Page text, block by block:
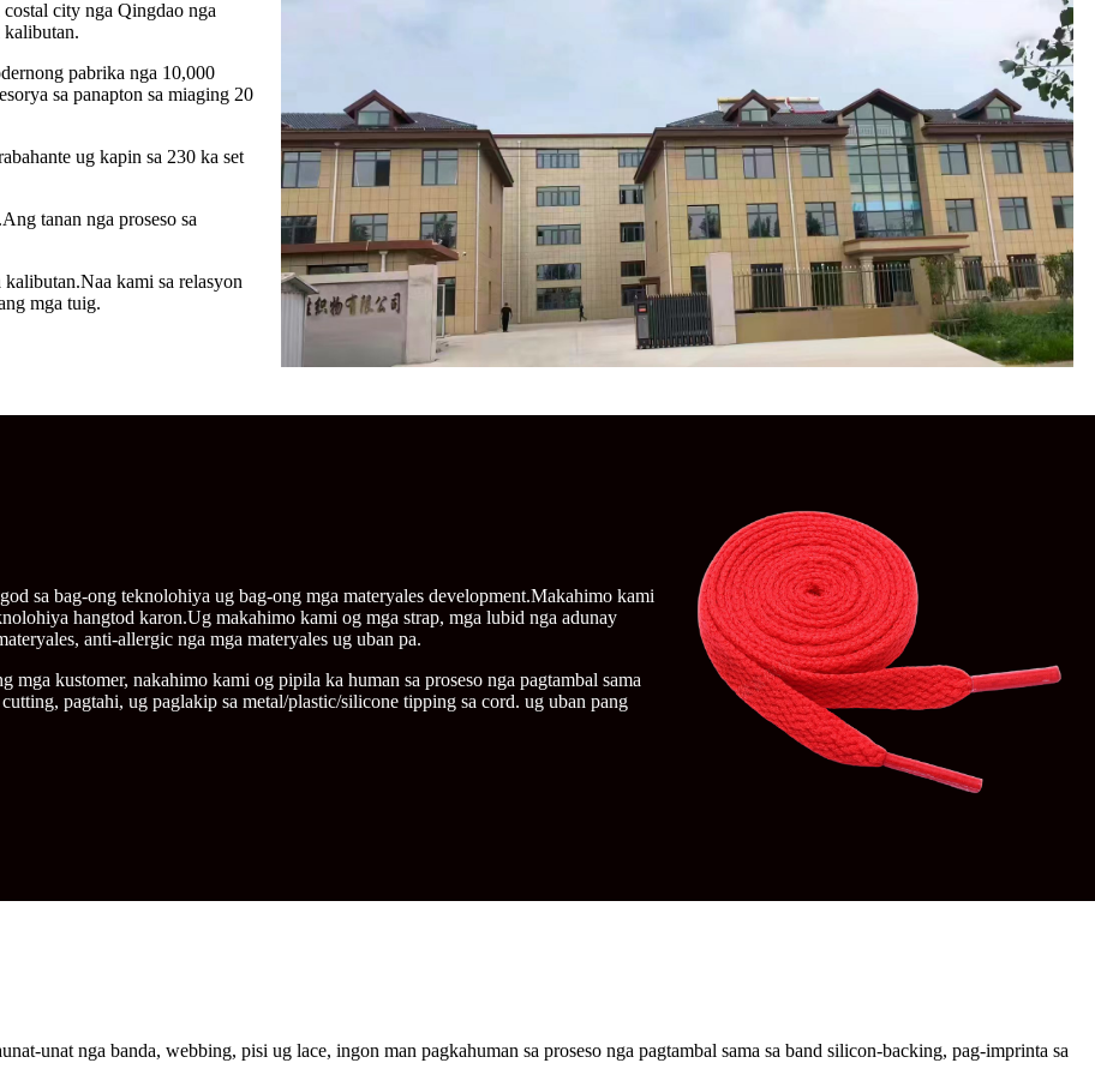
city nga Qingdao nga
kalibutan.
pabrika nga 10,000
sa panapton sa miaging 20
ug kapin sa 230 ka set
tanan nga proseso sa
kami sa relasyon
mga tuig.
sa bag-ong teknolohiya ug bag-ong mga materyales development.Makahimo kami
hangtod karon.Ug makahimo kami og mga strap, mga lubid nga adunay
anti-allergic nga mga materyales ug uban pa.
mga kustomer, nakahimo kami og pipila ka human sa proseso nga pagtambal sama
pagtahi, ug paglakip sa metal/plastic/silicone tipping sa cord. ug uban pang
unat nga banda, webbing, pisi ug lace, ingon man pagkahuman sa proseso nga pagtambal sama sa band silicon-backing, pag-imprinta sa